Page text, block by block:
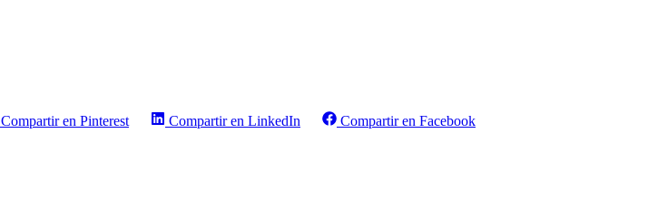
Compartir en Pinterest Compartir en LinkedIn
Compartir en Facebook